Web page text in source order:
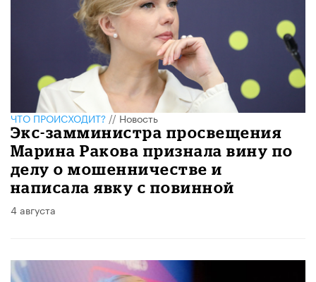
ЧТО ПРОИСХОДИТ? //Новость
Экс-замминистра просвещения
Марина Ракова признала вину по
делу о мошенничестве и
написала явку с повинной
4 августа